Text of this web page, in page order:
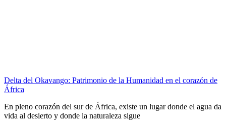
Delta del Okavango: Patrimonio de la Humanidad en el corazón de
África
En pleno corazón del sur de África, existe un lugar donde el agua da
vida al desierto y donde la naturaleza sigue